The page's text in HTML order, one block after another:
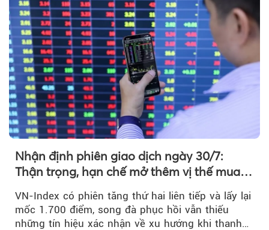
Nhận định phiên giao dịch ngày 30/7:
Thận trọng, hạn chế mở thêm vị thế mua
VN-Index có phiên tăng thứ hai liên tiếp và lấy lại
mốc 1.700 điểm, song đà phục hồi vẫn thiếu
những tín hiệu xác nhận về xu hướng khi thanh